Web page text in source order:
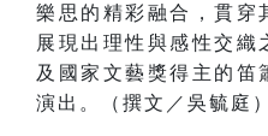
樂思的精彩融合，貫穿
展現出理性與感性交織
及國家文藝獎得主的笛
演出。（撰文／吳毓庭）